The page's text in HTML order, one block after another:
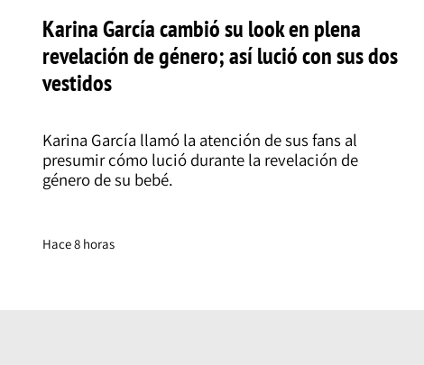
Karina García cambió su look en plena
revelación de género; así lució con sus dos
vestidos
Karina García llamó la atención de sus fans al
presumir cómo lució durante la revelación de
género de su bebé.
Hace 8 horas